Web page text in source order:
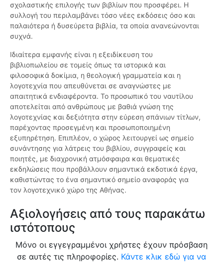
σχολαστικής επιλογής των βιβλίων που προσφέρει. Η
συλλογή του περιλαμβάνει τόσο νέες εκδόσεις όσο και
παλαιότερα ή δυσεύρετα βιβλία, τα οποία ανανεώνονται
συχνά.
Ιδιαίτερα εμφανής είναι η εξειδίκευση του
βιβλιοπωλείου σε τομείς όπως τα ιστορικά και
φιλοσοφικά δοκίμια, η θεολογική γραμματεία και η
λογοτεχνία που απευθύνεται σε αναγνώστες με
απαιτητικά ενδιαφέροντα. Το προσωπικό του ναυτίλου
αποτελείται από ανθρώπους με βαθιά γνώση της
λογοτεχνίας και δεξιότητα στην εύρεση σπάνιων τίτλων,
παρέχοντας προσεγμένη και προσωποποιημένη
εξυπηρέτηση. Επιπλέον, ο χώρος λειτουργεί ως σημείο
συνάντησης για λάτρεις του βιβλίου, συγγραφείς και
ποιητές, με διαχρονική ατμόσφαιρα και θεματικές
εκδηλώσεις που προβάλλουν σημαντικά εκδοτικά έργα,
καθιστώντας το ένα σημαντικό σημείο αναφοράς για
τον λογοτεχνικό χώρο της Αθήνας.
Αξιολογήσεις από τους παρακάτω
ιστότοπους
Μόνο οι εγγεγραμμένοι χρήστες έχουν πρόσβαση
σε αυτές τις πληροφορίες. Κάντε κλικ εδώ για να